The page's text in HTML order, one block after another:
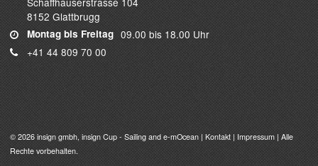
8152 Glattbrugg
Montag bis Freitag 09.00 bis 18.00 Uhr
+41 44 809 70 00
© 2026 insign gmbh, insign Cup - Sailing and e-mOcean | Kontakt | Impressum | Alle
Rechte vorbehalten.